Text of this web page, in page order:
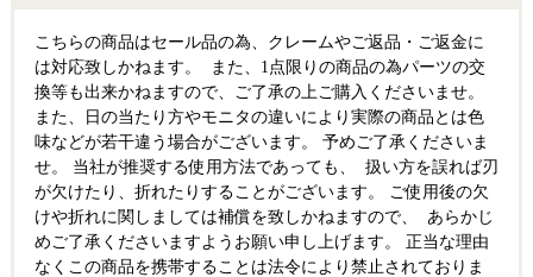
こちらの商品はセール品の為、クレームやご返品・ご返金に
は対応致しかねます。 また、1点限りの商品の為パーツの交
換等も出来かねますので、ご了承の上ご購入くださいませ。
また、日の当たり方やモニタの違いにより実際の商品とは色
味などが若干違う場合がございます。 予めご了承くださいま
せ。 当社が推奨する使用方法であっても、 扱い方を誤れば刃
が欠けたり、折れたりすることがございます。 ご使用後の欠
けや折れに関しましては補償を致しかねますので、 あらかじ
めご了承くださいますようお願い申し上げます。 正当な理由
なくこの商品を携帯することは法令により禁止されておりま